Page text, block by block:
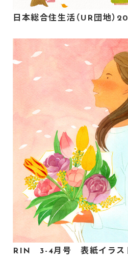
日本総合住生活（UR団地）
RIN 3-4月号 表紙イラス